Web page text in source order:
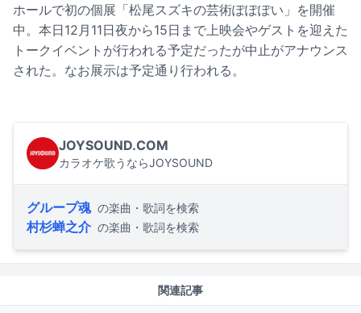
ホールで初の個展「松尾スズキの芸術ぽぽぽい」を開催
中。本日12月11日夜から15日まで上映会やゲストを迎えた
トークイベントが行われる予定だったが中止がアナウンス
された。なお展示は予定通り行われる。
JOYSOUND.COM
カラオケ歌うならJOYSOUND
グループ魂 の楽曲・歌詞を検索
村杉蝉之介 の楽曲・歌詞を検索
関連記事